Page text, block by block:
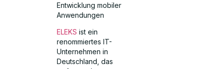
Entwicklung mobiler
Anwendungen
ELEKS ist ein
renommiertes IT-
Unternehmen in
Deutschland, das